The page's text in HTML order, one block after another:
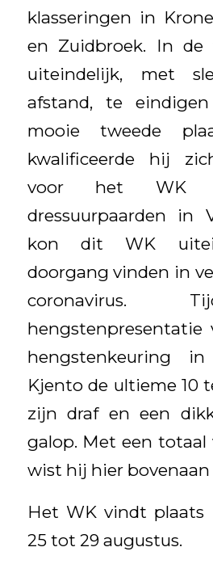
klasseringen in
en Zuidbroek. In
uiteindelijk, met
afstand, te
mooie tweede
kwalificeerde hij
voor het WK
dressuurpaarden in
kon dit WK
doorgang vinden in
coronavirus.
hengstenpresentatie
hengstenkeuring
Kjento de ultieme 10
zijn draf en een
galop. Met een totaal
wist hij hier
Het WK vindt plaats
25 tot 29 augustus.